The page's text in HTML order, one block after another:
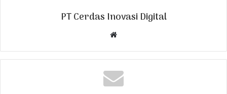
PT Cerdas Inovasi Digital
b
s
i